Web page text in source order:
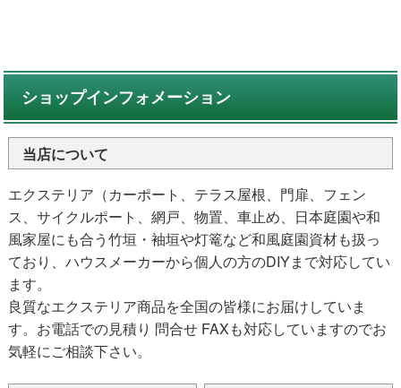
ショップインフォメーション
当店について
エクステリア（カーポート、テラス屋根、門扉、フェン
ス、サイクルポート、網戸、物置、車止め、日本庭園や和
風家屋にも合う竹垣・袖垣や灯篭など和風庭園資材も扱っ
ており、ハウスメーカーから個人の方のDIYまで対応してい
ます。
良質なエクステリア商品を全国の皆様にお届けしていま
す。お電話での見積り 問合せ FAXも対応していますのでお
気軽にご相談下さい。